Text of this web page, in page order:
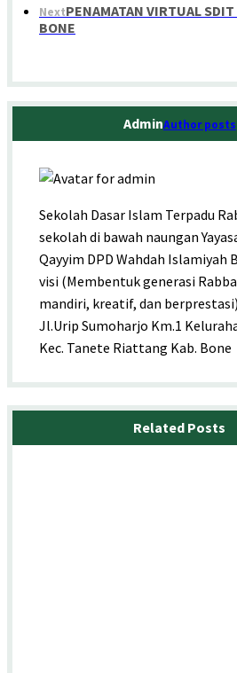
NextPENAMATAN VIRTUAL
BONE
AdminAuthor posts
Sekolah Dasar Islam Terpadu
sekolah di bawah naungan
Qayyim DPD Wahdah Islamiyah
visi (Membentuk generasi
mandiri, kreatif, dan
Jl.Urip Sumoharjo Km.1
Kec. Tanete Riattang Kab. Bone
Related Posts